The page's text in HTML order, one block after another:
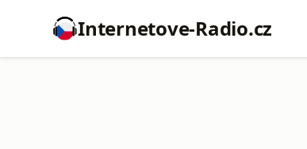
Internetove-Radio.cz